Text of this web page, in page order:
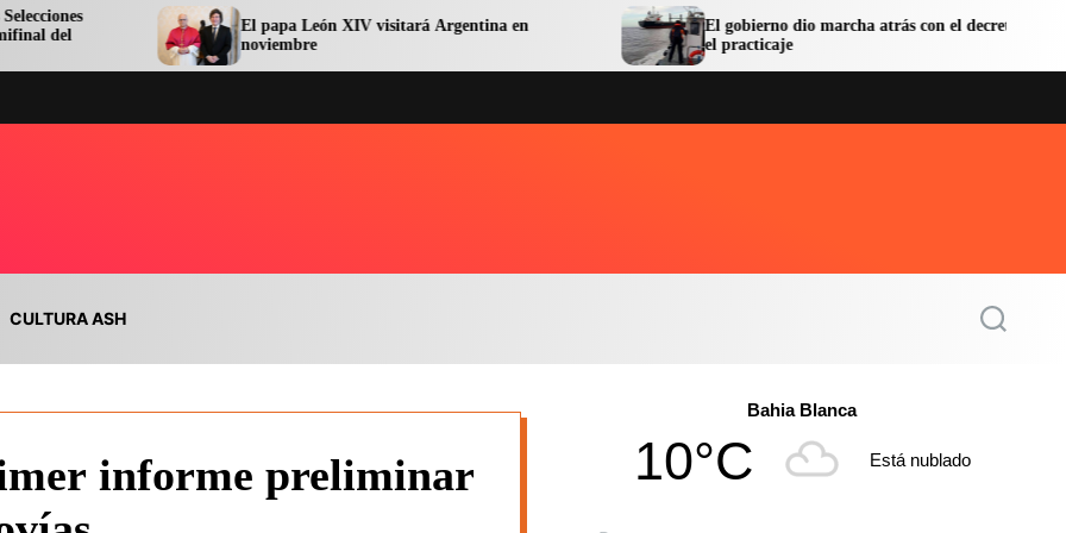
El papa León XIV visitará Argentina en
noviembre
El gobierno dio marcha atrás con el decreto sobre
el practicaje
CULTURA ASH
S
informe preliminar
Bahia Blanca
10°C Está nublado